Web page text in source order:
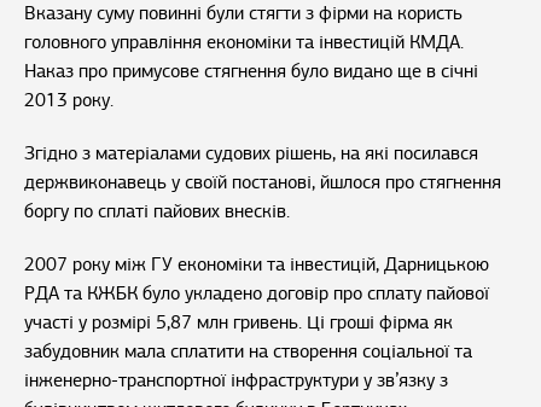
Вказану суму повинні були стягти з фірми на користь
головного управління економіки та інвестицій КМДА.
Наказ про примусове стягнення було видано ще в січні
2013 року.
Згідно з матеріалами судових рішень, на які посилався
держвиконавець у своїй постанові, йшлося про стягнення
боргу по сплаті пайових внесків.
2007 року між ГУ економіки та інвестицій, Дарницькою
РДА та КЖБК було укладено договір про сплату пайової
участі у розмірі 5,87 млн гривень. Ці гроші фірма як
забудовник мала сплатити на створення соціальної та
інженерно-транспортної інфраструктури у зв’язку з